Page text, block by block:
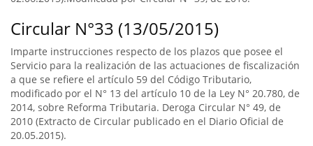
Circular N°33 (13/05/2015)
Imparte instrucciones respecto de los plazos que posee el
Servicio para la realización de las actuaciones de fiscalización
a que se refiere el artículo 59 del Código Tributario,
modificado por el N° 13 del artículo 10 de la Ley N° 20.780, de
2014, sobre Reforma Tributaria. Deroga Circular N° 49, de
2010 (Extracto de Circular publicado en el Diario Oficial de
20.05.2015).